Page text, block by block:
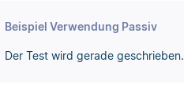
Beispiel Verwendung Passiv
Der Test wird gerade geschrieben.